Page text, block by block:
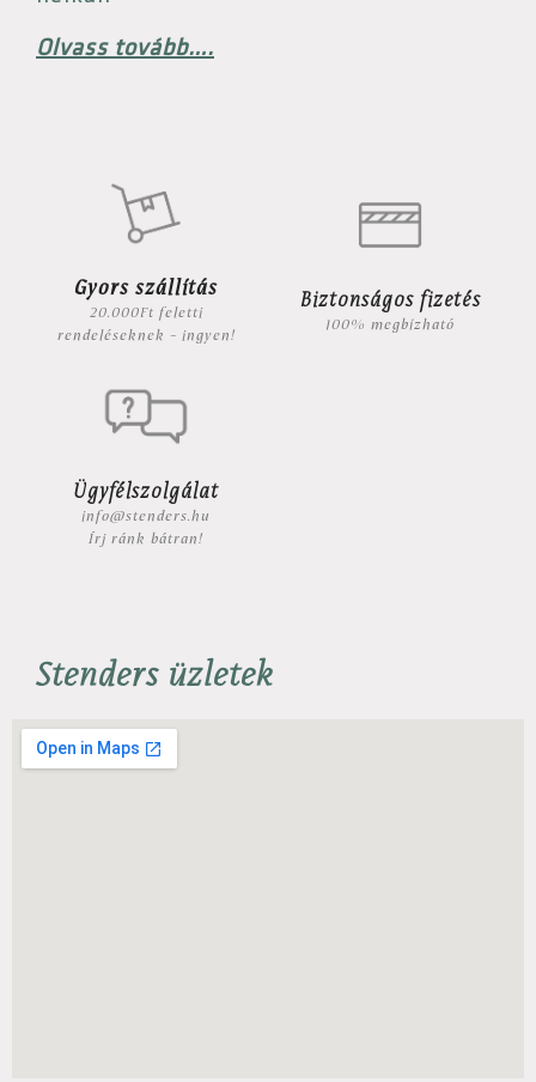
Olvass tovább….
Gyors szállítás
20.000Ft feletti
rendeléseknek - ingyen!
Biztonságos fizetés
100% megbízható
Ügyfélszolgálat
info@stenders.hu
Írj ránk bátran!
Stenders üzletek